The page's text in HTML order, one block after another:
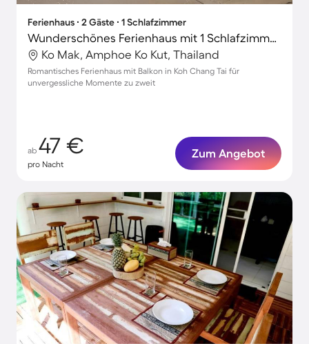
Ferienhaus ∙ 2 Gäste ∙ 1 Schlafzimmer
Wunderschönes Ferienhaus mit 1 Schlafzimmer für 2 Personen
Ko Mak, Amphoe Ko Kut, Thailand
Romantisches Ferienhaus mit Balkon in Koh Chang Tai für
unvergessliche Momente zu zweit
ab 47 €
pro Nacht
Zum Angebot